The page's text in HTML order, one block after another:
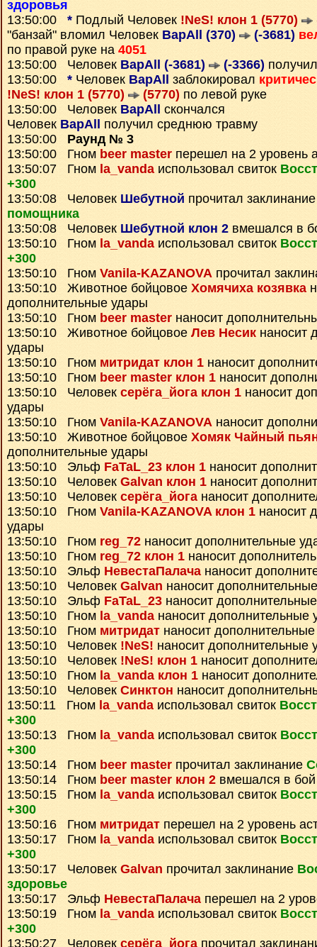
здоровья
13:50:00 * Подлый Человек !NeS! клон 1 (5770)
"банзай" вломил Человек BapAll (370) (-3681)
по правой руке на 4051
13:50:00 Человек BapAll (-3681) (-3366)
13:50:00 * Человек BapAll заблокировал
!NeS! клон 1 (5770)
(5770) по левой руке
13:50:00 Человек BapAll
скончался
Человек BapAll
получил среднюю травму
13:50:00 Раунд № 3
13:50:00 Гном beer master перешел на 2 уровень
13:50:07 Гном la_vandaиспользовал свиток
+300
13:50:08 Человек Шебутной прочитал
помощника
13:50:08 Человек Шебутной клон 2 вмешался в
13:50:10 Гном la_vandaиспользовал свиток
+300
13:50:10 Гном Vanila-KAZANOVA прочитал
13:50:10 Животное бойцовое Хомячиха козявка
дополнительные удары
13:50:10 Гном beer master наносит
13:50:10 Животное бойцовое Лев Несик наносит
удары
13:50:10 Гном митридат клон 1 наносит
13:50:10 Гном beer master клон 1 наносит
13:50:10 Человек серёга_йога клон 1 наносит
удары
13:50:10 Гном Vanila-KAZANOVA наносит
13:50:10 Животное бойцовое Хомяк Чайный
дополнительные удары
13:50:10 Эльф FaTaL_23 клон 1 наносит
13:50:10 Человек Galvan клон 1 наносит
13:50:10 Человек серёга_йогананосит
13:50:10 Гном Vanila-KAZANOVA клон 1 наносит
удары
13:50:10 Гном reg_72 наносит дополнительные
13:50:10 Гном reg_72 клон 1 наносит
13:50:10 Эльф НевестаПалачананосит
13:50:10 Человек Galvan наносит
13:50:10 Эльф FaTaL_23 наносит
13:50:10 Гном la_vandaнаносит дополнительные
13:50:10 Гном митридат наносит
13:50:10 Человек !NeS! наносит дополнительные
13:50:10 Человек !NeS! клон 1 наносит
13:50:10 Гном la_vanda клон 1 наносит
13:50:10 Человек Синктон наносит
13:50:11 Гном la_vanda использовал свиток
+300
13:50:13 Гном la_vandaиспользовал свиток
+300
13:50:14 Гном beer master прочитал заклинание
13:50:14 Гном beer master клон 2 вмешался в бой
13:50:15 Гном la_vandaиспользовал свиток
+300
13:50:16 Гном митридат перешел на 2 уровень
13:50:17 Гном la_vandaиспользовал свиток
+300
13:50:17 Человек Galvan прочитал заклинание
здоровье
13:50:17 Эльф НевестаПалача перешел на 2
13:50:19 Гном la_vandaиспользовал свиток
+300
13:50:27 Человек серёга_йогапрочитал